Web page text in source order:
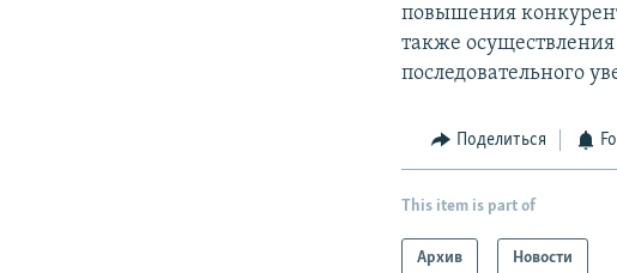
повышения
также
последовательного
Поделиться
This item is part of
Архив Новости